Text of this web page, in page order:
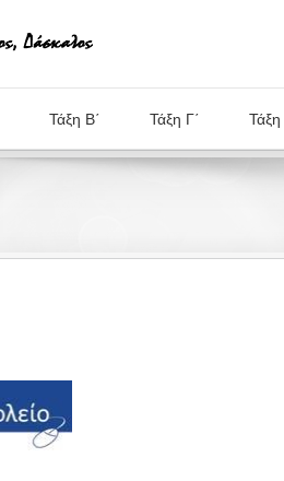
Τάξη Β΄ Τάξη Γ΄ Τάξη